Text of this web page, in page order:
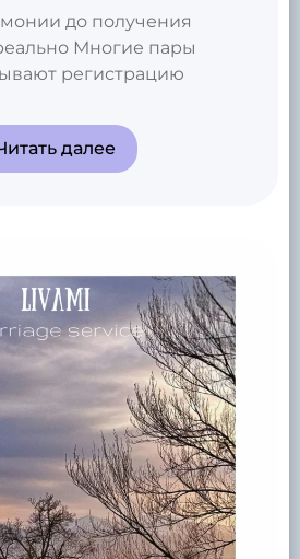
до получения
Многие пары
регистрацию
далее